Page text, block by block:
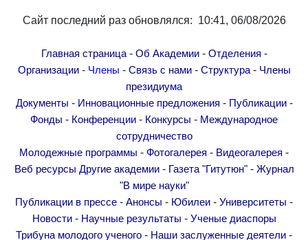
Анонсы
Научные результаты
Ученые диаспоры
Наши заслуженные деятели
Карта сайта
Сайт последний раз обновлялся: 10:41, 06/08/2026
Главная страница- Об Академии- Отделения -
Организации- Члены - Связь с нами- Структура- Члены
президиума
Документы - Инновационные предложения - Публикации-
Фонды - Конференции - Конкурсы - Международное
сотрудничество
Молодежные программы - Фотогалерея - Видеогалерея -
Веб ресурсы Другие академии- Газета "Гитутюн"- Журнал
"В мире науки"
Публикации в прессе - Анонсы - Юбилеи - Университеты -
Новости- Научные результаты - Ученые диаспоры
Трибуна молодого ученого - Наши заслуженные деятели -